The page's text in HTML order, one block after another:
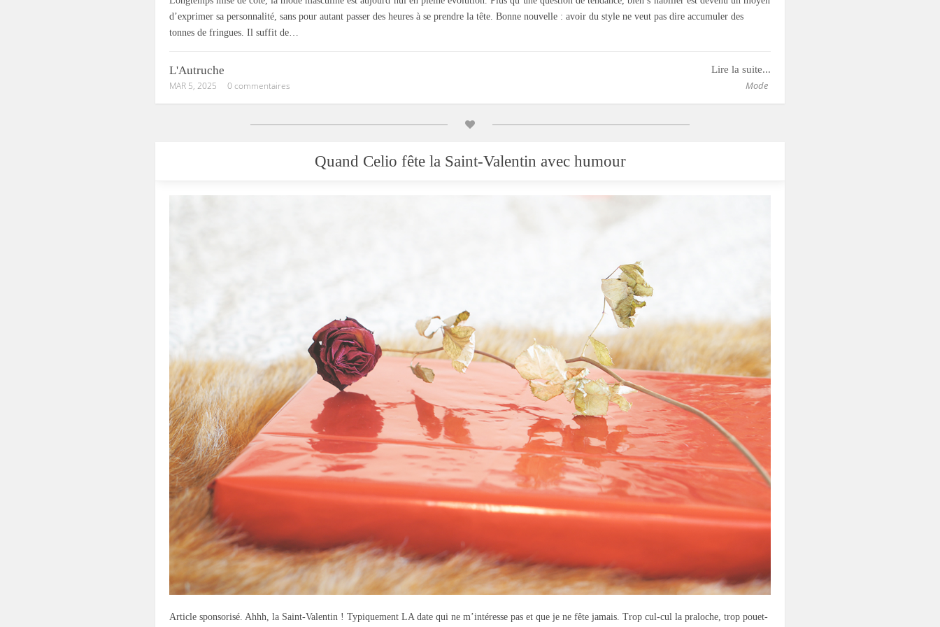
d’exprimer sa personnalité, sans pour autant passer des heures à se prendre la tête. Bonne nouvelle : avoir du style ne veut pas dire accumuler des
tonnes de fringues. Il suffit de…
Lire la suite...
Mode
L'Autruche
MAR 5, 2025 0 commentaires
Quand Celio fête la Saint-Valentin avec humour
Article sponsorisé. Ahhh, la Saint-Valentin ! Typiquement LA date qui ne m’intéresse pas et que je ne fête jamais. Trop cul-cul la praloche, trop pouet-